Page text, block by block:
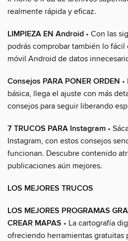
realmente rápida y eficaz.
LIMPIEZA EN Android • Con las
podrás comprobar también lo
móvil Android de datos
Consejos PARA PONER ORDEN
básica, llega el ajuste con más
consejos para seguir liberando
7 TRUCOS PARA Instagram •
Instagram, con estos consejos
funcionan. Descubre contenido
publicaciones aún mejores.
LOS MEJORES TRUCOS
LOS MEJORES PROGRAMAS
CREAR MAPAS • La cartografía
ofreciendo herramientas gratuitas